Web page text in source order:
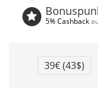
5% Cashback
39€(43$)